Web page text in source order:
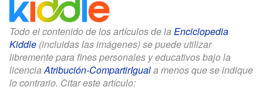
Todo el contenido de los artículos de la Enciclopedia
Kiddle (incluidas las imágenes) se puede utilizar
libremente para fines personales y educativos bajo la
licenciaAtribución-CompartirIguala menos que se indique
lo contrario. Citar este artículo: